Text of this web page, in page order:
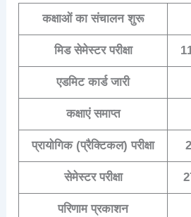
कक्षाओं का संचालन शुरू
मिड सेमेस्टर परीक्षा
एडमिट कार्ड जारी
कक्षाएं समाप्त
प्रायोगिक (प्रैक्टिकल) परीक्षा
सेमेस्टर परीक्षा
परिणाम प्रकाशन